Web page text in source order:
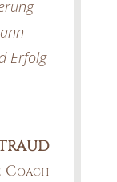
Erfolg
Coach